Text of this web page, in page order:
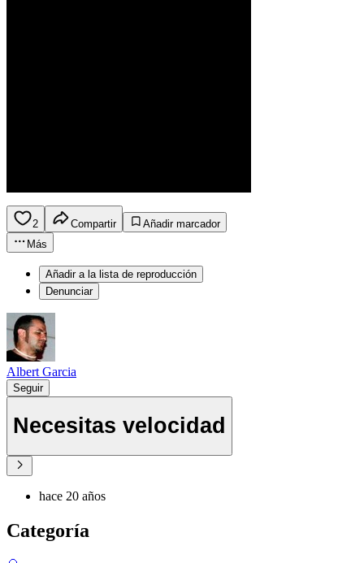
2 Compartir
Añadir marcador
Más
Añadir a la lista de reproducción
Denunciar
Albert Garcia
Seguir
Necesitas velocidad
hace 20 años
Categoría